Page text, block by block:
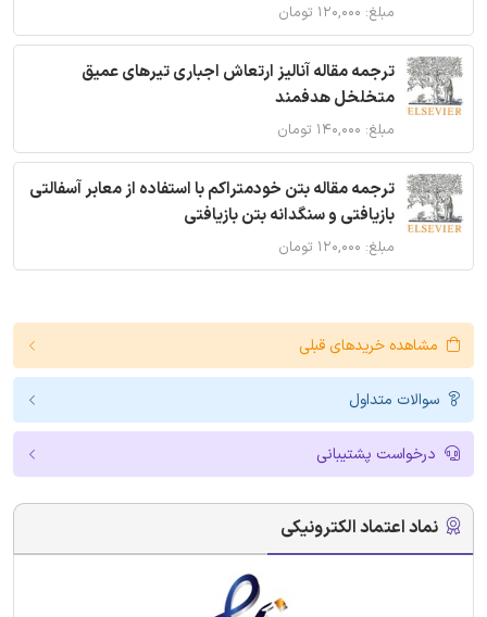
مبلغ: ۱۲۰,۰۰۰ تومان
ترجمه مقاله آنالیز ارتعاش اجباری تیرهای عمیق
متخلخل هدفمند
مبلغ: ۱۴۰,۰۰۰ تومان
ترجمه مقاله بتن خودمتراکم با استفاده از معابر آسفالتی
بازیافتی و سنگدانه بتن بازیافتی
مبلغ: ۱۲۰,۰۰۰ تومان
مشاهده خریدهای قبلی
سوالات متداول
درخواست پشتیبانی
نماد اعتماد الکترونیکی